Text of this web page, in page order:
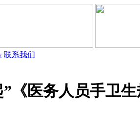
联系我们
《医务人员手卫生